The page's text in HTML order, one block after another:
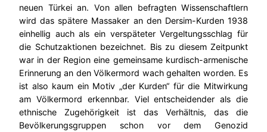
neuen Türkei an. Von allen befragten Wissenschaftlern
wird das spätere Massaker an den Dersim-Kurden 1938
einhellig auch als ein verspäteter Vergeltungsschlag für
die Schutzaktionen bezeichnet. Bis zu diesem Zeitpunkt
war in der Region eine gemeinsame kurdisch-armenische
Erinnerung an den Völkermord wach gehalten worden. Es
ist also kaum ein Motiv „der Kurden“ für die Mitwirkung
am Völkermord erkennbar. Viel entscheidender als die
ethnische Zugehörigkeit ist das Verhältnis, das die
Bevölkerungsgruppen schon vor dem Genozid